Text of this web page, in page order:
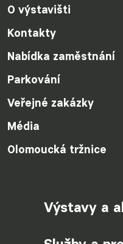
O výstavišti
Kontakty
Nabídka zaměstnání
Parkování
Veřejné zakázky
Média
Olomoucká tržnice
Výstavy a